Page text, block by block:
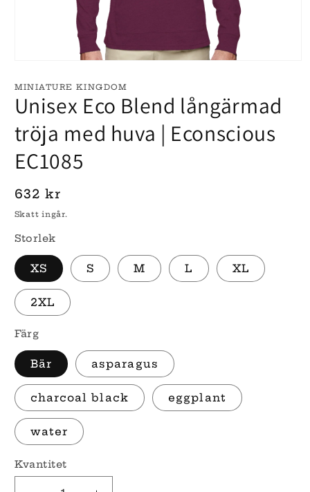
1
modalfönster
MINIATURE KINGDOM
Unisex Eco Blend långärmad
tröja med huva | Econscious
EC1085
Ordinarie
pris
632 kr
Skatt ingår.
Storlek
XS S M L XL
2XL
Färg
Bär asparagus
charcoal black eggplant
water
Kvantitet